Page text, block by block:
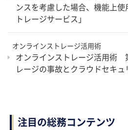
ンスを考慮した場合、機能上
トレージサービス」
オンラインストレージ活用術
オンラインストレージ活用術
レージの事故とクラウドセキ
注目の総務コンテンツ